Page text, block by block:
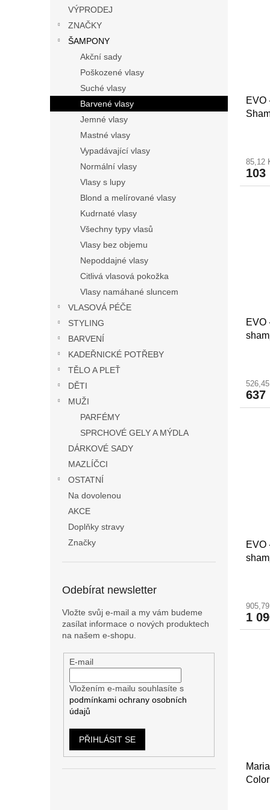
VÝPRODEJ
ZNAČKY
ŠAMPONY
Akční sady
Poškozené vlasy
Suché vlasy
Barvené vlasy
Jemné vlasy
Mastné vlasy
Vypadávající vlasy
Normální vlasy
Vlasy s lupy
Blond a melírované vlasy
Kudrnaté vlasy
Všechny typy vlasů
Vlasy bez objemu
Nepoddajné vlasy
Citlivá vlasová pokožka
Vlasy namáhané sluncem
VLASOVÁ PÉČE
STYLING
BARVENÍ
KADEŘNICKÉ POTŘEBY
TĚLO A PLEŤ
DĚTI
MUŽI
PARFÉMY
SPRCHOVÉ GELY A MÝDLA
DÁRKOVÉ SADY
MAZLÍČCI
OSTATNÍ
Na dovolenou
AKCE
Doplňky stravy
Značky
Odebírat newsletter
Vložte svůj e-mail a my vám budeme
zasílat informace o nových produktech
na našem e-shopu.
E-mail
Vložením e-mailu souhlasíte s
podmínkami ochrany osobních
údajů
PŘIHLÁSIT SE
EVO
85,12
103
EVO
637
EVO
1